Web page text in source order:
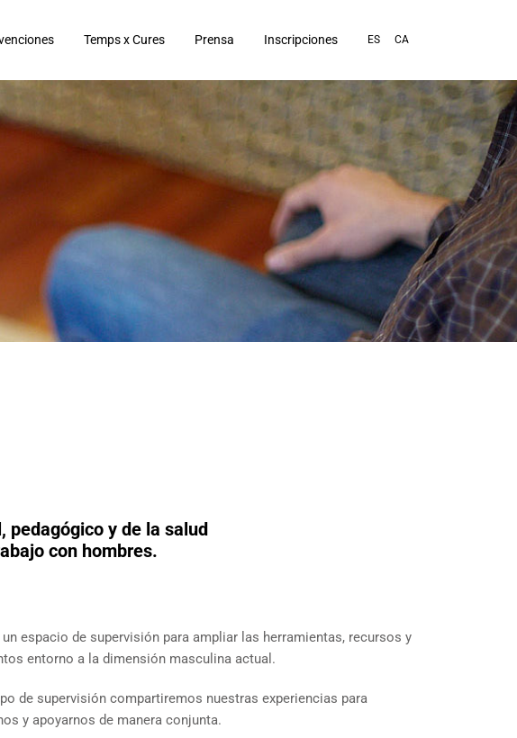
Temps x Cures Prensa Inscripciones ES CA
pedagógico y de la salud
con hombres.
espacio de supervisión para ampliar las herramientas, recursos y
entorno a la dimensión masculina actual.
de supervisión compartiremos nuestras experiencias para
y apoyarnos de manera conjunta.